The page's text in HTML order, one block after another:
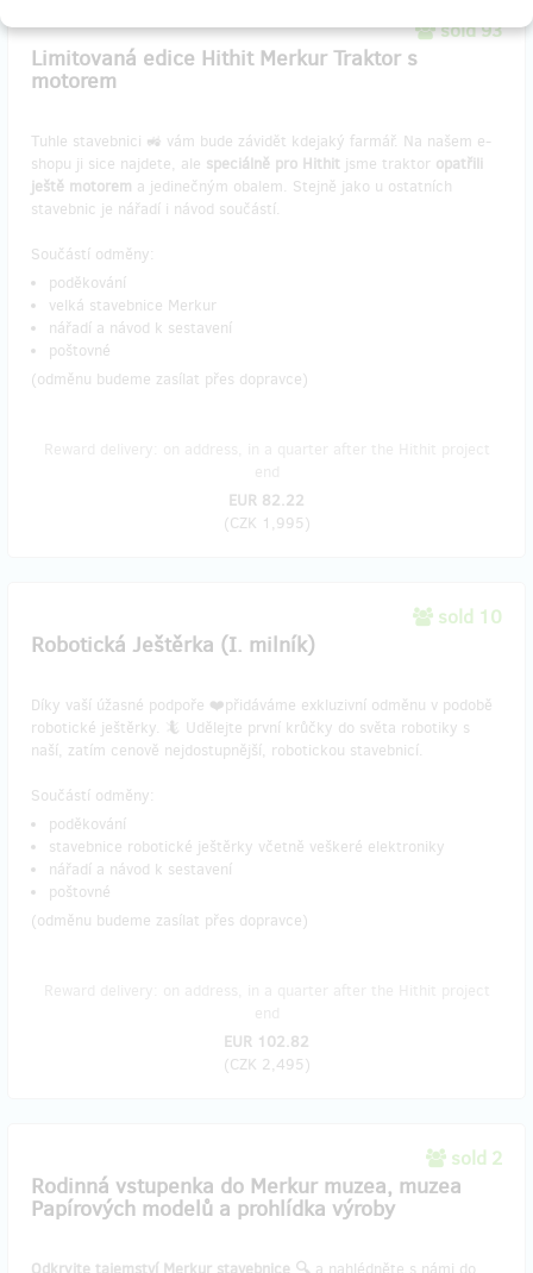
sold 93
Limitovaná edice Hithit Merkur Traktor s
motorem
Tuhle stavebnici 🚜 vám bude závidět kdejaký farmář. Na našem e-
shopu ji sice najdete, ale speciálně pro Hithit jsme traktor opatřili
ještě motorem a jedinečným obalem. Stejně jako u ostatních
stavebnic je nářadí i návod součástí.
Součástí odměny:
poděkování
velká stavebnice Merkur
nářadí a návod k sestavení
poštovné
(odměnu budeme zasílat přes dopravce)
EUR 82.22
(CZK 1,995)
sold 10
Robotická Ještěrka (I. milník)
Díky vaší úžasné podpoře ❤️přidáváme exkluzivní odměnu v podobě
robotické ještěrky. 🦎 Udělejte první krůčky do světa robotiky s
naší, zatím cenově nejdostupnější, robotickou stavebnicí.
Součástí odměny:
poděkování
stavebnice robotické ještěrky včetně veškeré elektroniky
nářadí a návod k sestavení
poštovné
(odměnu budeme zasílat přes dopravce)
EUR 102.82
(CZK 2,495)
sold 2
Rodinná vstupenka do Merkur muzea, muzea
Papírových modelů a prohlídka výroby
Odkryjte tajemství Merkur stavebnice 🔍 a nahlédněte s námi do